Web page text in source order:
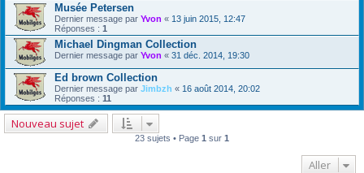
Musée Petersen
Dernier message par Yvon « 13 juin 2015, 12:47
Réponses : 1
Michael Dingman Collection
Dernier message par Yvon « 31 déc. 2014, 19:30
Ed brown Collection
Dernier message par Jimbzh « 16 août 2014, 20:02
Réponses : 11
Nouveau sujet
23 sujets • Page 1 sur 1
Aller